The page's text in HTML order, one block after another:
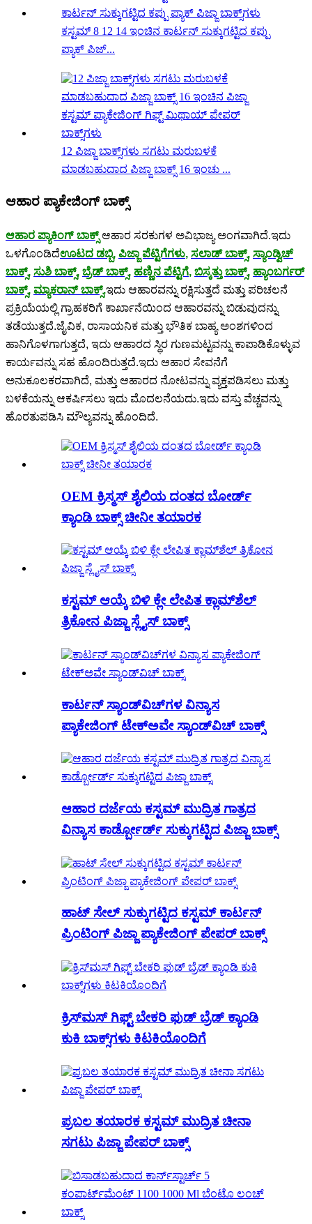
ಕಸ್ಟಮ್ 8 12 14 ಇಂಚಿನ ಕಾರ್ಟನ್ ಸುಕ್ಕುಗಟ್ಟಿದ ಕಪ್ಪು
ಪ್ಯಾಕ್ ಪಿಜ್...
12 ಪಿಜ್ಜಾ ಬಾಕ್ಸ್‌ಗಳು ಸಗಟು ಮರುಬಳಕೆ
ಮಾಡಬಹುದಾದ ಪಿಜ್ಜಾ ಬಾಕ್ಸ್ 16 ಇಂಚು ...
ಆಹಾರ ಪ್ಯಾಕೇಜಿಂಗ್ ಬಾಕ್ಸ್
ಆಹಾರ ಪ್ಯಾಕಿಂಗ್ ಬಾಕ್ಸ್ ಆಹಾರ ಸರಕುಗಳ ಅವಿಭಾಜ್ಯ ಅಂಗವಾಗಿದೆ.ಇದು
ಒಳಗೊಂಡಿದೆಊಟದ ಡಬ್ಬಿ, ಪಿಜ್ಜಾ ಪೆಟ್ಟಿಗೆಗಳು, ಸಲಾಡ್ ಬಾಕ್ಸ್, ಸ್ಯಾಂಡ್ವಿಚ್
ಬಾಕ್ಸ್, ಸುಶಿ ಬಾಕ್ಸ್, ಬ್ರೆಡ್ ಬಾಕ್ಸ್, ಹಣ್ಣಿನ ಪೆಟ್ಟಿಗೆ, ಬಿಸ್ಕತ್ತು ಬಾಕ್ಸ್, ಹ್ಯಾಂಬರ್ಗರ್
ಬಾಕ್ಸ್, ಮ್ಯಾಕರಾನ್ ಬಾಕ್ಸ್.ಇದು ಆಹಾರವನ್ನು ರಕ್ಷಿಸುತ್ತದೆ ಮತ್ತು ಪರಿಚಲನೆ
ಪ್ರಕ್ರಿಯೆಯಲ್ಲಿ ಗ್ರಾಹಕರಿಗೆ ಕಾರ್ಖಾನೆಯಿಂದ ಆಹಾರವನ್ನು ಬಿಡುವುದನ್ನು
ತಡೆಯುತ್ತದೆ.ಜೈವಿಕ, ರಾಸಾಯನಿಕ ಮತ್ತು ಭೌತಿಕ ಬಾಹ್ಯ ಅಂಶಗಳಿಂದ
ಹಾನಿಗೊಳಗಾಗುತ್ತದೆ, ಇದು ಆಹಾರದ ಸ್ಥಿರ ಗುಣಮಟ್ಟವನ್ನು ಕಾಪಾಡಿಕೊಳ್ಳುವ
ಕಾರ್ಯವನ್ನು ಸಹ ಹೊಂದಿರುತ್ತದೆ.ಇದು ಆಹಾರ ಸೇವನೆಗೆ
ಅನುಕೂಲಕರವಾಗಿದೆ, ಮತ್ತು ಆಹಾರದ ನೋಟವನ್ನು ವ್ಯಕ್ತಪಡಿಸಲು ಮತ್ತು
ಬಳಕೆಯನ್ನು ಆಕರ್ಷಿಸಲು ಇದು ಮೊದಲನೆಯದು.ಇದು ವಸ್ತು ವೆಚ್ಚವನ್ನು
ಹೊರತುಪಡಿಸಿ ಮೌಲ್ಯವನ್ನು ಹೊಂದಿದೆ.
OEM ಕ್ರಿಸ್ಮಸ್ ಶೈಲಿಯ ದಂತದ ಬೋರ್ಡ್
ಕ್ಯಾಂಡಿ ಬಾಕ್ಸ್ ಚೀನೀ ತಯಾರಕ
ಕಸ್ಟಮ್ ಆಯ್ಕೆ ಬಿಳಿ ಕ್ಲೇ ಲೇಪಿತ ಕ್ಲಾಮ್‌ಶೆಲ್
ತ್ರಿಕೋನ ಪಿಜ್ಜಾ ಸ್ಲೈಸ್ ಬಾಕ್ಸ್
ಕಾರ್ಟನ್ ಸ್ಯಾಂಡ್‌ವಿಚ್‌ಗಳ ವಿನ್ಯಾಸ
ಪ್ಯಾಕೇಜಿಂಗ್ ಟೇಕ್‌ಅವೇ ಸ್ಯಾಂಡ್‌ವಿಚ್ ಬಾಕ್ಸ್
ಆಹಾರ ದರ್ಜೆಯ ಕಸ್ಟಮ್ ಮುದ್ರಿತ ಗಾತ್ರದ
ವಿನ್ಯಾಸ ಕಾರ್ಡ್ಬೋರ್ಡ್ ಸುಕ್ಕುಗಟ್ಟಿದ ಪಿಜ್ಜಾ ಬಾಕ್ಸ್
ಹಾಟ್ ಸೇಲ್ ಸುಕ್ಕುಗಟ್ಟಿದ ಕಸ್ಟಮ್ ಕಾರ್ಟನ್
ಪ್ರಿಂಟಿಂಗ್ ಪಿಜ್ಜಾ ಪ್ಯಾಕೇಜಿಂಗ್ ಪೇಪರ್ ಬಾಕ್ಸ್
ಕ್ರಿಸ್‌ಮಸ್ ಗಿಫ್ಟ್ ಬೇಕರಿ ಫುಡ್ ಬ್ರೆಡ್ ಕ್ಯಾಂಡಿ
ಕುಕಿ ಬಾಕ್ಸ್‌ಗಳು ಕಿಟಕಿಯೊಂದಿಗೆ
ಪ್ರಬಲ ತಯಾರಕ ಕಸ್ಟಮ್ ಮುದ್ರಿತ ಚೀನಾ
ಸಗಟು ಪಿಜ್ಜಾ ಪೇಪರ್ ಬಾಕ್ಸ್